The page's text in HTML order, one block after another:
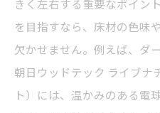
きく左右する重要なポイン
を目指すなら、床材の色味
欠かせません。例えば、ダ
朝日ウッドテック ライブナ
ト）には、温かみのある電